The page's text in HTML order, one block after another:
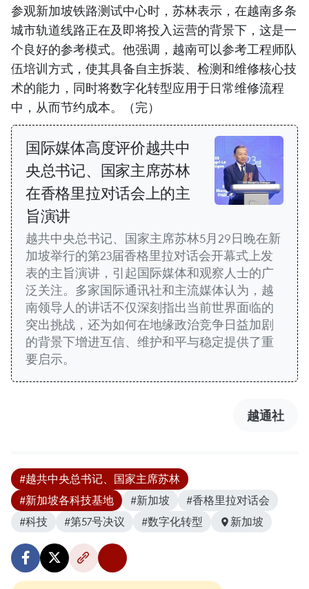
参观新加坡铁路测试中心时，苏林表示，在越南多条
城市轨道线路正在及即将投入运营的背景下，这是一
个良好的参考模式。他强调，越南可以参考工程师队
伍培训方式，使其具备自主拆装、检测和维修核心技
术的能力，同时将数字化转型应用于日常维修流程
中，从而节约成本。（完）
国际媒体高度评价越共中
央总书记、国家主席苏林
在香格里拉对话会上的主
旨演讲
越共中央总书记、国家主席苏林5月29日晚在新
加坡举行的第23届香格里拉对话会开幕式上发
表的主旨演讲，引起国际媒体和观察人士的广
泛关注。多家国际通讯社和主流媒体认为，越
南领导人的讲话不仅深刻指出当前世界面临的
突出挑战，还为如何在地缘政治竞争日益加剧
的背景下增进互信、维护和平与稳定提供了重
要启示。
越通社
#越共中央总书记、国家主席苏林
#新加坡各科技基地
#新加坡
#香格里拉对话会
#科技
#第57号决议 #数字化转型 新加坡